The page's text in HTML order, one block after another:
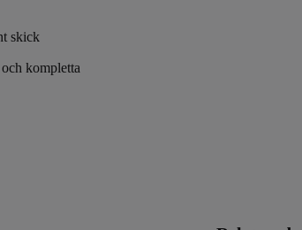
skick
kompletta